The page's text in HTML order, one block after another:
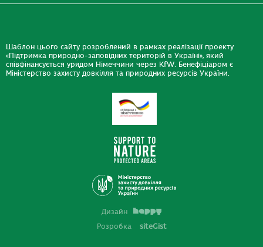
Шаблон цього сайту розроблений в рамках реалізації проекту
«Підтримка природно-заповідних територій в Україні», який
співфінансується урядом Німеччини через KfW. Бенефіціаром є
Міністерство захисту довкілля та природних ресурсів України.
Дизайн
Розробка
siteGist